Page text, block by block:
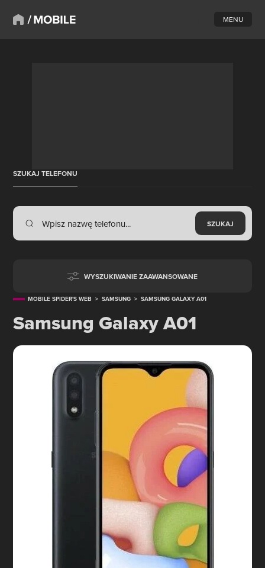
MENU
SZUKAJ TELEFONU
SZUKAJ
WYSZUKIWANIE ZAAWANSOWANE
MOBILE SPIDER'S WEB >SAMSUNG >SAMSUNG GALAXY A01
Samsung Galaxy A01